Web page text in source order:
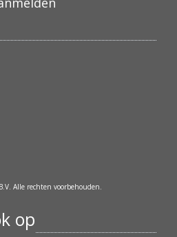
Alle rechten voorbehouden.
op